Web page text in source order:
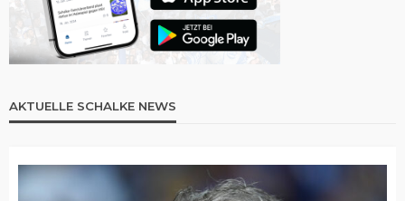
AKTUELLE SCHALKE NEWS